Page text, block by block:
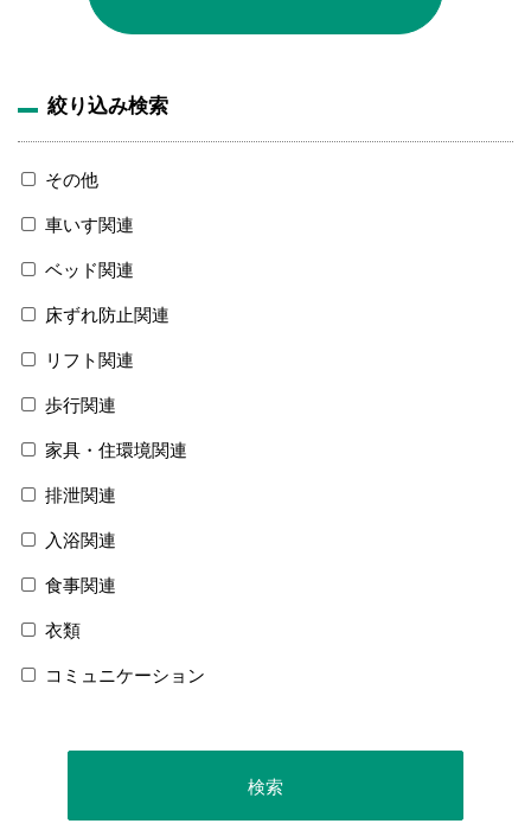
絞り込み検索
その他
車いす関連
ベッド関連
床ずれ防止関連
リフト関連
歩行関連
家具・住環境関連
排泄関連
入浴関連
食事関連
衣類
コミュニケーション